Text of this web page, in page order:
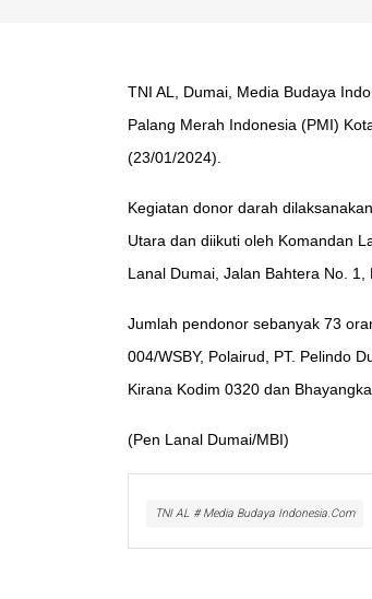
TNI AL, Dumai, Media Budaya
Palang Merah Indonesia (PMI)
(23/01/2024).
Kegiatan donor darah
Utara dan diikuti oleh Komandan
Lanal Dumai, Jalan Bahtera No.
Jumlah pendonor sebanyak 73
004/WSBY, Polairud, PT. Pelindo
Kirana Kodim 0320 dan
(Pen Lanal Dumai/MBI)
TNI AL # Media Budaya Indonesia.Com